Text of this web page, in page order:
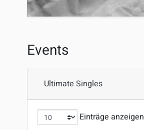
Events
Ultimate Singles
Einträge anzeigen